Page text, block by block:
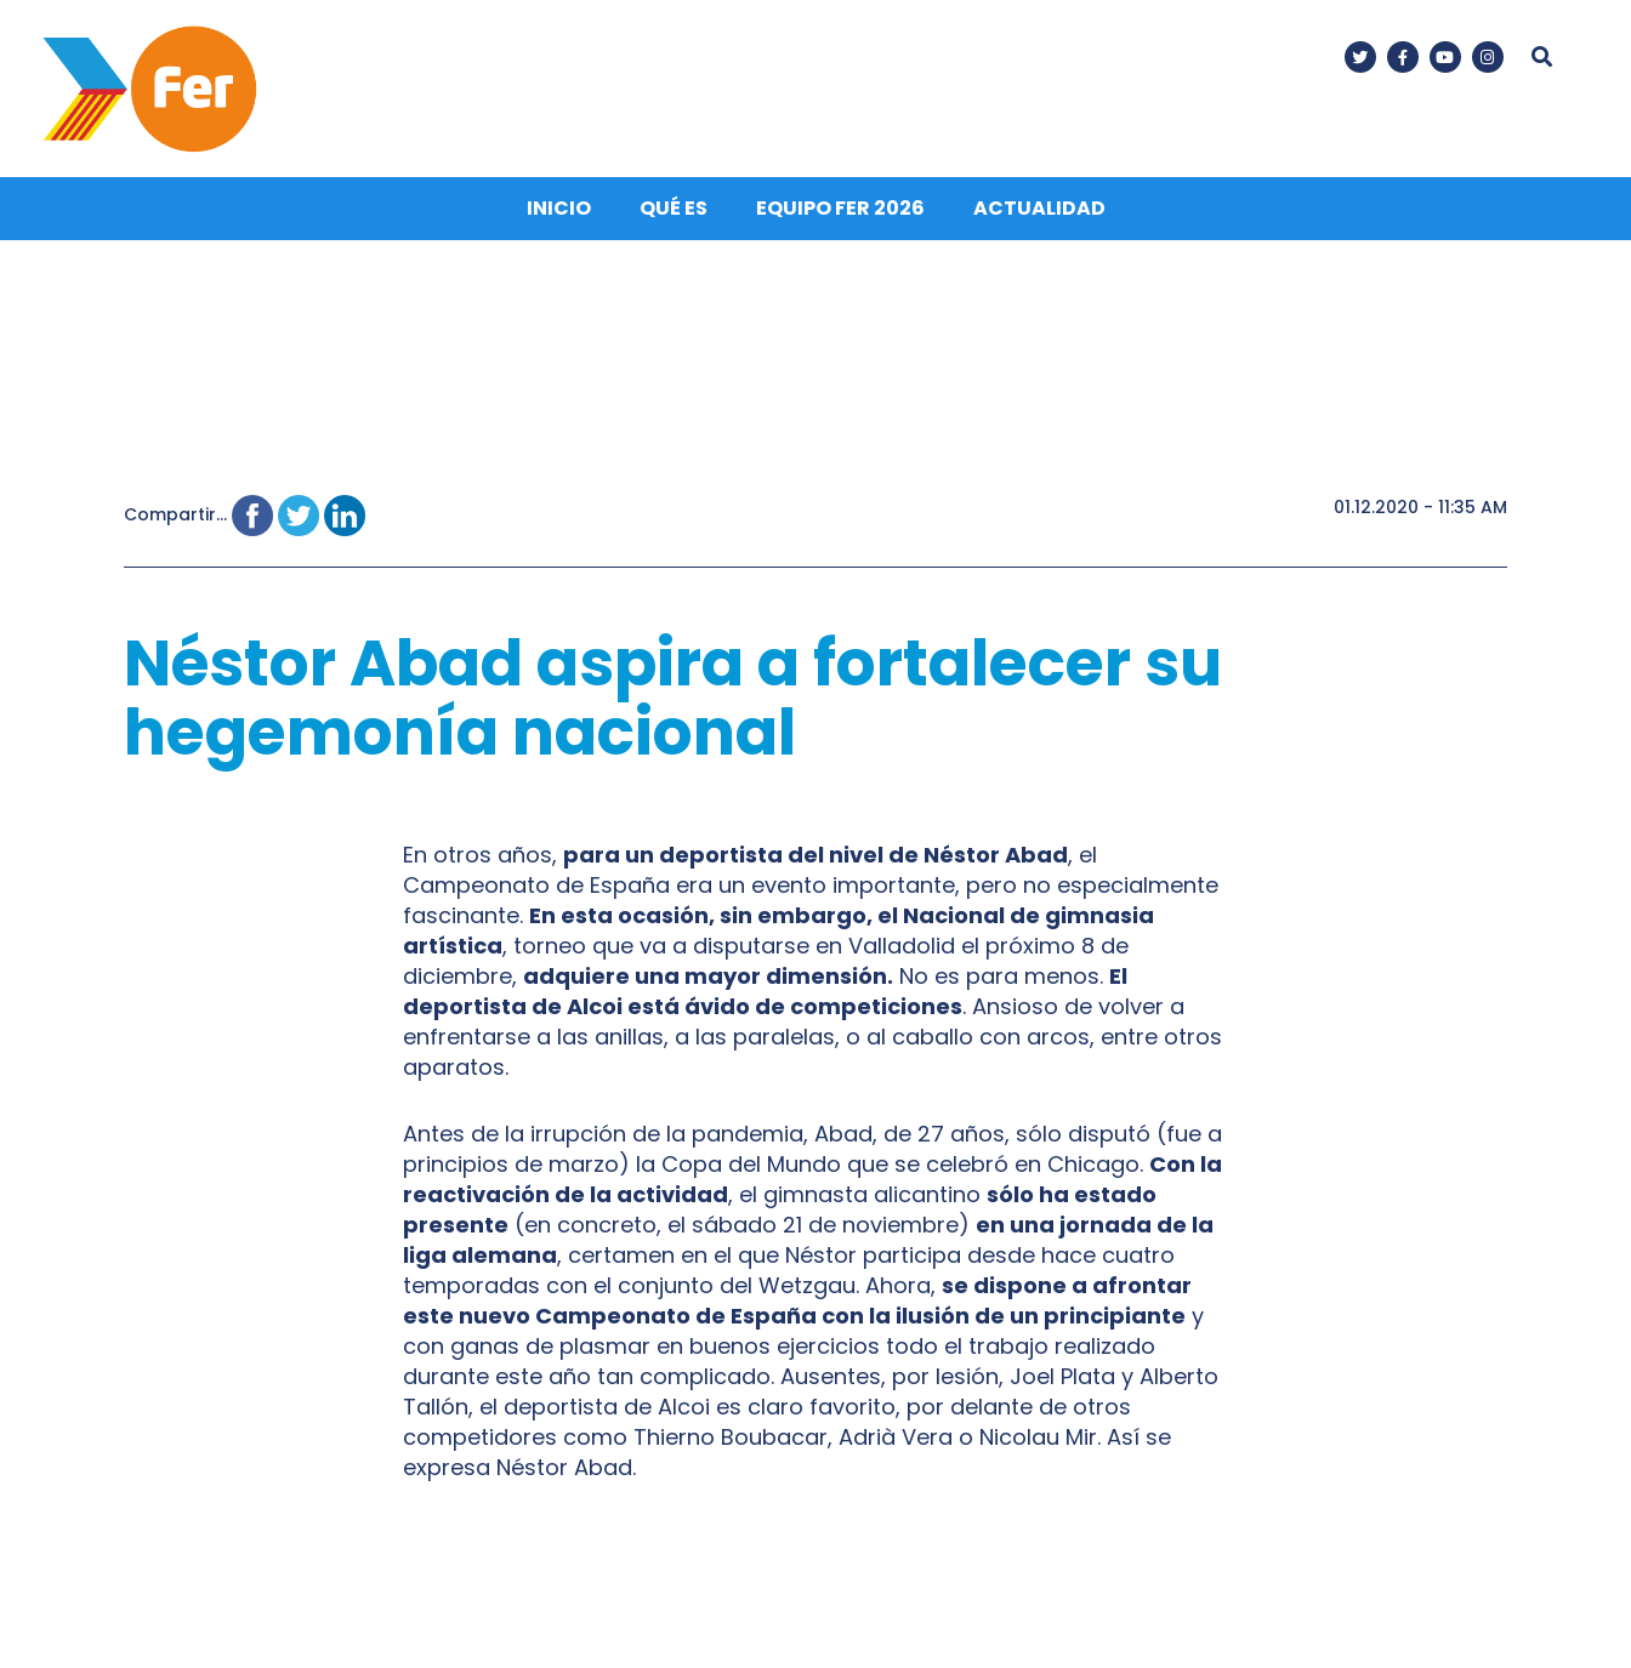
INICIO QUÉ ES EQUIPO FER 2026 ACTUALIDAD
Compartir... 01.12.2020 - 11:35 AM
Néstor Abad aspira a fortalecer su
hegemonía nacional
En otros años, para un deportista del nivel de Néstor Abad, el
Campeonato de España era un evento importante, pero no especialmente
fascinante. En esta ocasión, sin embargo, el Nacional de gimnasia
artística, torneo que va a disputarse en Valladolid el próximo 8 de
diciembre, adquiere una mayor dimensión. No es para menos. El
deportista de Alcoi está ávido de competiciones. Ansioso de volver a
enfrentarse a las anillas, a las paralelas, o al caballo con arcos, entre otros
aparatos.
Antes de la irrupción de la pandemia, Abad, de 27 años, sólo disputó (fue a
principios de marzo) la Copa del Mundo que se celebró en Chicago. Con la
reactivación de la actividad, el gimnasta alicantino sólo ha estado
presente (en concreto, el sábado 21 de noviembre) en una jornada de la
liga alemana, certamen en el que Néstor participa desde hace cuatro
temporadas con el conjunto del Wetzgau. Ahora, se dispone a afrontar
este nuevo Campeonato de España con la ilusión de un principiante y
con ganas de plasmar en buenos ejercicios todo el trabajo realizado
durante este año tan complicado. Ausentes, por lesión, Joel Plata y Alberto
Tallón, el deportista de Alcoi es claro favorito, por delante de otros
competidores como Thierno Boubacar, Adrià Vera o Nicolau Mir. Así se
expresa Néstor Abad.